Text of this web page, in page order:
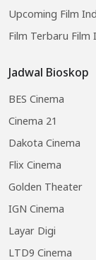
Upcoming Film
Film Terbaru Film
Jadwal Bioskop
BES Cinema
Cinema 21
Dakota Cinema
Flix Cinema
Golden Theater
IGN Cinema
Layar Digi
LTD9 Cinema